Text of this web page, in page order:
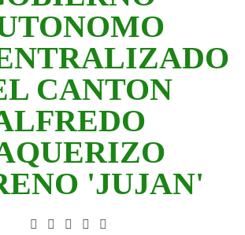
2025
2024
QUERIDO JUJAN
CANTON
'JUJAN'